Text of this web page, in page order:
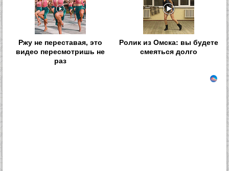
Ржу не переставая, это
видео пересмотришь не
раз
Ролик из Омска: вы будете
смеяться долго